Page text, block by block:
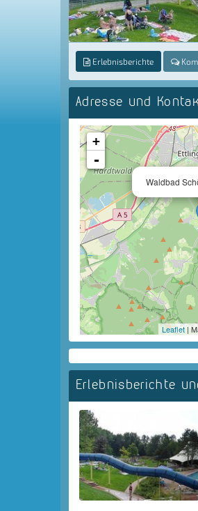
Erlebnisberichte
Adresse und
Waldbad
+
-
Leaflet |
Erlebnisberichte